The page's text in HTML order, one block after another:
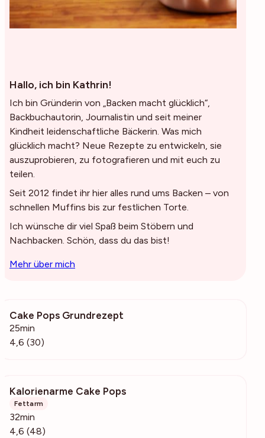
Hallo, ich bin Kathrin!
Ich bin Gründerin von „Backen macht glücklich“,
Backbuchautorin, Journalistin und seit meiner
Kindheit leidenschaftliche Bäckerin. Was mich
glücklich macht? Neue Rezepte zu entwickeln, sie
auszuprobieren, zu fotografieren und mit euch zu
teilen.
Seit 2012 findet ihr hier alles rund ums Backen – von
schnellen Muffins bis zur festlichen Torte.
Ich wünsche dir viel Spaß beim Stöbern und
Nachbacken. Schön, dass du das bist!
Mehr über mich
Cake Pops Grundrezept
25min
4,6 (30)
Kalorienarme Cake Pops
Fettarm
32min
4,6 (48)